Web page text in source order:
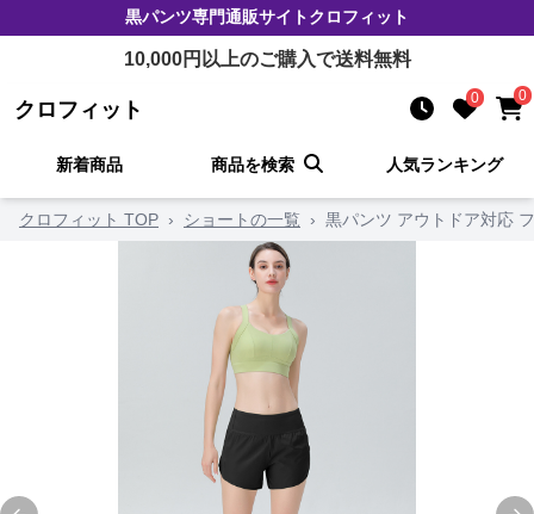
黒パンツ専門通販サイトクロフィット
10,000円以上のご購入で送料無料
クロフィット 0 0
新着商品 商品を検索 人気ランキング
クロフィット TOP › ショートの一覧 › 黒パンツ アウトドア対応